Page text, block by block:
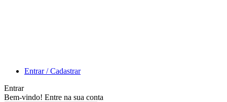
Entrar / Cadastrar
Entrar
Bem-vindo! Entre na sua conta